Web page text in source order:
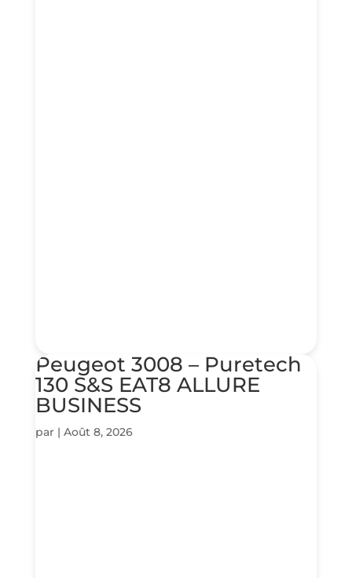
Peugeot 3008 – Puretech
130 S&S EAT8 ALLURE
BUSINESS
par | Août 8, 2026